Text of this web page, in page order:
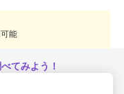
能
てみよう！